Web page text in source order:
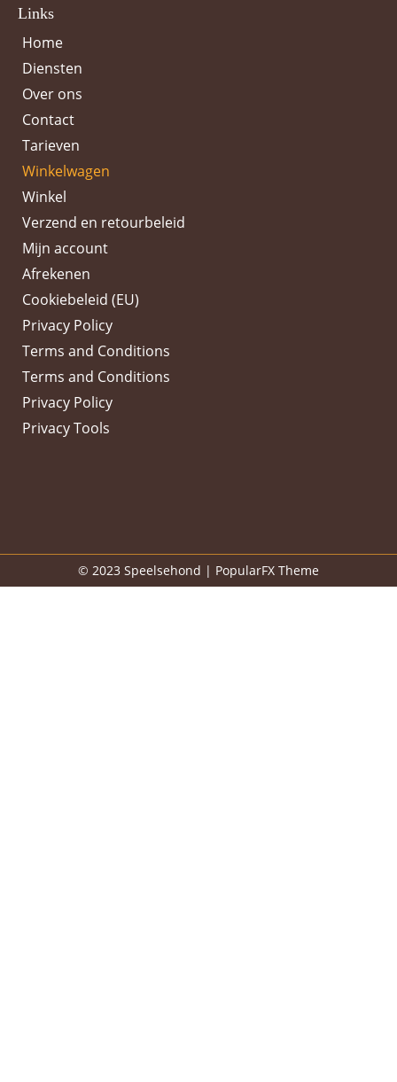
Links
Home
Diensten
Over ons
Contact
Tarieven
Winkelwagen
Winkel
Verzend en retourbeleid
Mijn account
Afrekenen
Cookiebeleid (EU)
Privacy Policy
Terms and Conditions
Terms and Conditions
Privacy Policy
Privacy Tools
© 2023 Speelsehond | PopularFX Theme